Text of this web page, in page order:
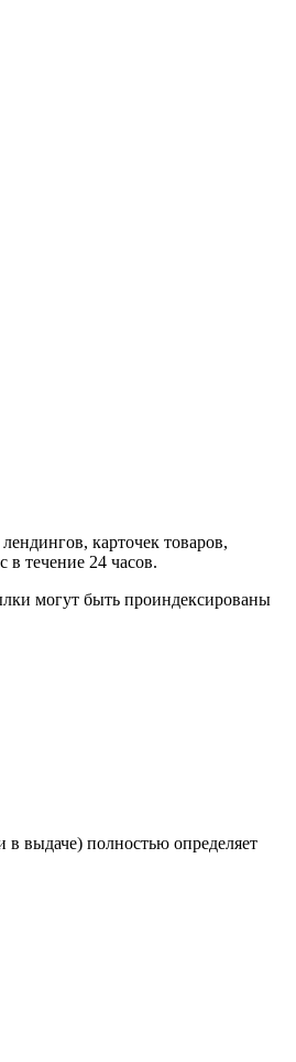
карточек товаров,
в течение 24 часов.
могут быть проиндексированы
выдаче) полностью определяет